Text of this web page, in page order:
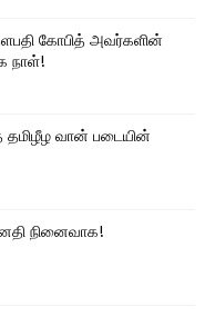
கோபித் அவர்களின்
நாள்!
வான் படையின்
நினைவாக!